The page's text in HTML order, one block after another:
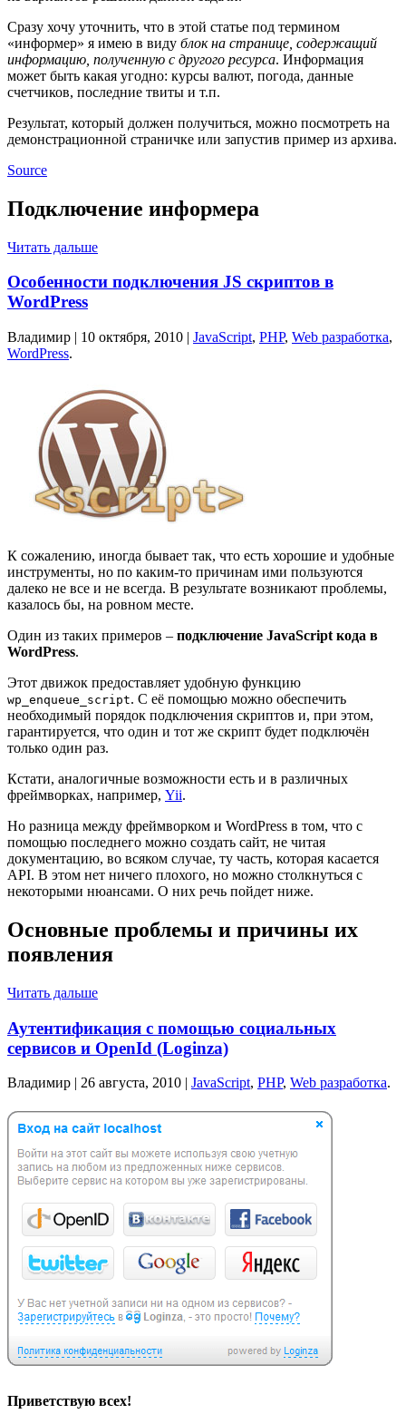
Сразу хочу уточнить, что в этой статье под термином
«информер» я имею в виду блок на странице, содержащий
информацию, полученную с другого ресурса. Информация
может быть какая угодно: курсы валют, погода, данные
счетчиков, последние твиты и т.п.
Результат, который должен получиться, можно посмотреть на
демонстрационной страничке или запустив пример из архива.
Source
Подключение информера
Читать дальше
Особенности подключения JS скриптов в
WordPress
Владимир | 10 октября, 2010 | JavaScript, PHP, Web разработка,
WordPress.
К сожалению, иногда бывает так, что есть хорошие и удобные
инструменты, но по каким-то причинам ими пользуются
далеко не все и не всегда. В результате возникают проблемы,
казалось бы, на ровном месте.
Один из таких примеров – подключение JavaScript кода в
WordPress.
Этот движок предоставляет удобную функцию
wp_enqueue_script. С её помощью можно обеспечить
необходимый порядок подключения скриптов и, при этом,
гарантируется, что один и тот же скрипт будет подключён
только один раз.
Кстати, аналогичные возможности есть и в различных
фреймворках, например, Yii.
Но разница между фреймворком и WordPress в том, что с
помощью последнего можно создать сайт, не читая
документацию, во всяком случае, ту часть, которая касается
API. В этом нет ничего плохого, но можно столкнуться с
некоторыми нюансами. О них речь пойдет ниже.
Основные проблемы и причины их
появления
Читать дальше
Аутентификация с помощью социальных
сервисов и OpenId (Loginza)
Владимир | 26 августа, 2010 | JavaScript, PHP, Web разработка.
Приветствую всех!